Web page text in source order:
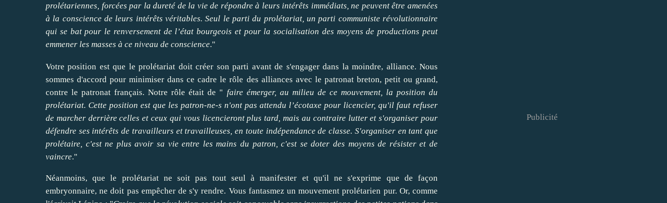
prolétariennes, forcées par la dureté de la vie de répondre à leurs intérêts immédiats, ne peuvent être amenées
à la conscience de leurs intérêts véritables. Seul le parti du prolétariat, un parti communiste révolutionnaire
qui se bat pour le renversement de l’état bourgeois et pour la socialisation des moyens de productions peut
emmener les masses à ce niveau de conscience."
Votre position est que le prolétariat doit créer son parti avant de s'engager dans la moindre, alliance. Nous
sommes d'accord pour minimiser dans ce cadre le rôle des alliances avec le patronat breton, petit ou grand,
contre le patronat français. Notre rôle était de " faire émerger, au milieu de ce mouvement, la position du
prolétariat. Cette position est que les patron-ne-s n'ont pas attendu l’écotaxe pour licencier, qu'il faut refuser
de marcher derrière celles et ceux qui vous licencieront plus tard, mais au contraire lutter et s'organiser pour
défendre ses intérêts de travailleurs et travailleuses, en toute indépendance de classe. S'organiser en tant que
prolétaire, c'est ne plus avoir sa vie entre les mains du patron, c'est se doter des moyens de résister et de
vaincre."
Néanmoins, que le prolétariat ne soit pas tout seul à manifester et qu'il ne s'exprime que de façon
embryonnaire, ne doit pas empêcher de s'y rendre. Vous fantasmez un mouvement prolétarien pur. Or, comme
Publicité